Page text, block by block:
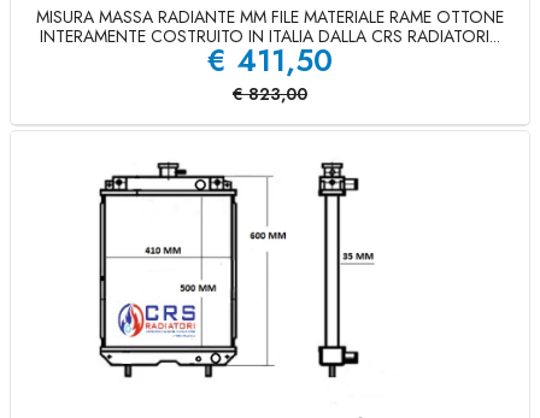
MISURA MASSA RADIANTE MM FILE MATERIALE RAME OTTONE
INTERAMENTE COSTRUITO IN ITALIA DALLA CRS RADIATORI...
€ 411,50
€ 823,00